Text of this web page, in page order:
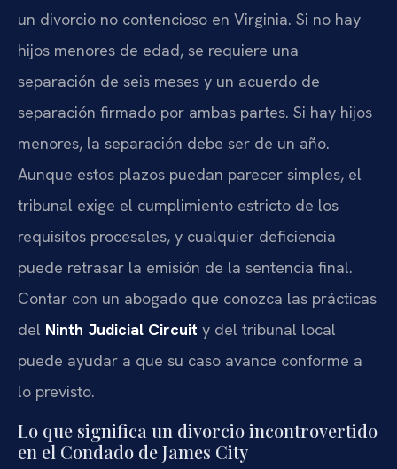
un divorcio no contencioso en Virginia. Si no hay
hijos menores de edad, se requiere una
separación de seis meses y un acuerdo de
separación firmado por ambas partes. Si hay hijos
menores, la separación debe ser de un año.
Aunque estos plazos puedan parecer simples, el
tribunal exige el cumplimiento estricto de los
requisitos procesales, y cualquier deficiencia
puede retrasar la emisión de la sentencia final.
Contar con un abogado que conozca las prácticas
del Ninth Judicial Circuit y del tribunal local
puede ayudar a que su caso avance conforme a
lo previsto.
Lo que significa un divorcio incontrovertido
en el Condado de James City